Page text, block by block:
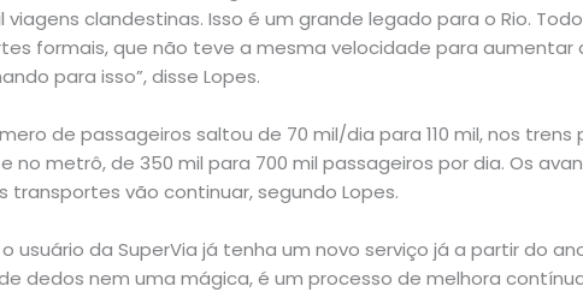
viagens clandestinas. Isso é um grande legado para o Rio.
formais, que não teve a mesma velocidade para aumentar
para isso”, disse Lopes.
de passageiros saltou de 70 mil/dia para 110 mil, nos trens
no metrô, de 350 mil para 700 mil passageiros por dia. Os
transportes vão continuar, segundo Lopes.
usuário da SuperVia já tenha um novo serviço já a partir do
dedos nem uma mágica, é um processo de melhora